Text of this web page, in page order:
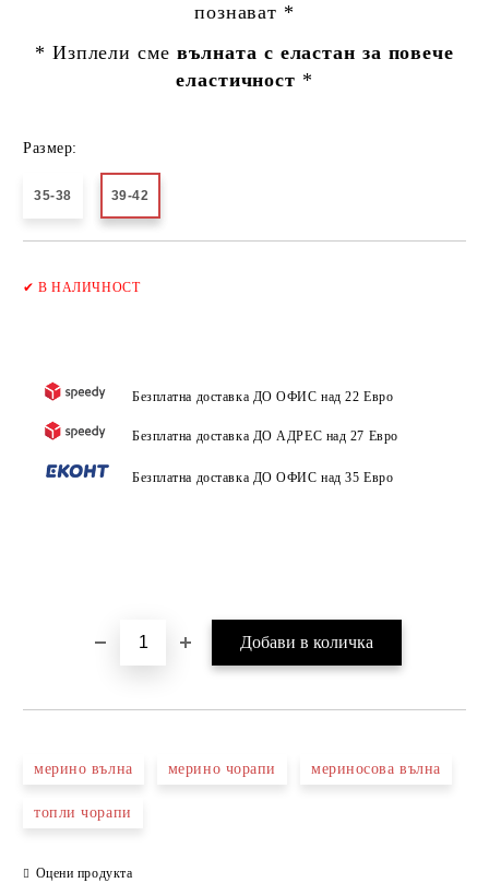
познават *
* Изплели сме вълната с еластан за повече
еластичност *
Размер:
35-38 39-42
✔В НАЛИЧНОСТ
Безплатна доставка ДО ОФИС над 22 Евро
Безплатна доставка ДО АДРЕС над 27 Евро
Безплатна доставка ДО ОФИС над 35 Евро
мерино вълна мерино чорапи мериносова вълна
топли чорапи
Оцени продукта